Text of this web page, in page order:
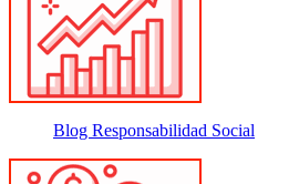
Blog Responsabilidad Social